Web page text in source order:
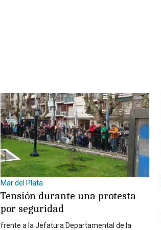
Mar del Plata
Tensión durante una protesta
por seguridad
frente a la Jefatura Departamental de la